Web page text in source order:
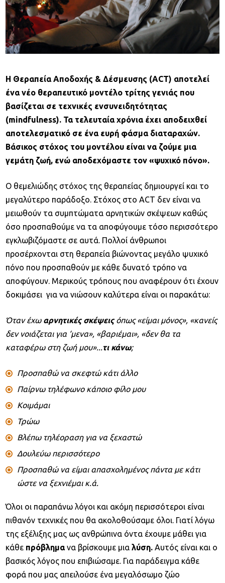
Συχνές Ερωτήσεις
Testimonials
Case Studies
Παρουσιάσεις σε επιστημονικά συνέδρια και
ημερίδες
News
Επικοινωνια
Η Θεραπεία Αποδοχής & Δέσμευσης (ACT) αποτελεί
ένα νέο θεραπευτικό μοντέλο τρίτης γενιάς που
βασίζεται σε τεχνικές ενσυνειδητότητας
(mindfulness). Τα τελευταία χρόνια έχει αποδειχθεί
αποτελεσματικό σε ένα ευρή φάσμα διαταραχών.
Βάσικος στόχος του μοντέλου είναι να ζούμε μια
γεμάτη ζωή, ενώ αποδεχόμαστε τον «ψυχικό πόνο».
Ο θεμελιώδης στόχος της θεραπείας δημιουργεί και το
μεγαλύτερο παράδοξο. Στόχος στο ACT δεν είναι να
μειωθούν τα συμπτώματα αρνητικών σκέψεων καθώς
όσο προσπαθούμε να τα αποφύγουμε τόσο περισσότερο
εγκλωβιζόμαστε σε αυτά. Πολλοί άνθρωποι
προσέρχονται στη θεραπεία βιώνοντας μεγάλο ψυχικό
πόνο που προσπαθούν με κάθε δυνατό τρόπο να
αποφύγουν. Μερικούς τρόπους που αναφέρουν ότι έχουν
δοκιμάσει για να νιώσουν καλύτερα είναι οι παρακάτω:
Όταν έχω αρνητικές σκέψειςόπως «είμαι μόνος», «κανείς
δεν νοιάζεται για ‘μενα», «βαριέμαι», «δεν θα τα
καταφέρω στη ζωή μου»...τι κάνω;
Προσπαθώ να σκεφτώ κάτι άλλο
Παίρνω τηλέφωνο κάποιο φίλο μου
Κοιμάμαι
Τρώω
Βλέπω τηλέοραση για να ξεχαστώ
Δουλεύω περισσότερο
Προσπαθώ να είμαι απασχολημένος πάντα με κάτι
ώστε να ξεχνιέμαι κ.ά.
Όλοι οι παραπάνω λόγοι και ακόμη περισσότεροι είναι
πιθανόν τεχνικές που θα ακολοθούσαμε όλοι. Γιατί λόγω
της εξέλιξης μας ως ανθρώπινα όντα έχουμε μάθει για
κάθε πρόβλημανα βρίσκουμε μιαλύση.Αυτός είναι και ο
βασικός λόγος που επιβιώσαμε. Για παράδειγμα κάθε
φορά που μας απειλούσε ένα μεγαλόσωμο ζώο